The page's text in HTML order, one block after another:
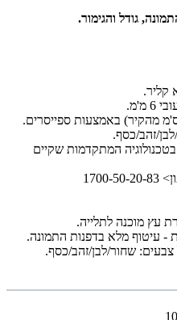
גודל והגימור.
קליר.
מ'מ.
זהב/כסף.
הדפסה על הזכוכית הינה באיכות 4K בטכנולוגיה המתקדמות שקיים
20-83
עץ מוכנה לתלייה.
- עיטוף מלא בדפנות התמונה.
שחור/לבן/זהב/כסף.